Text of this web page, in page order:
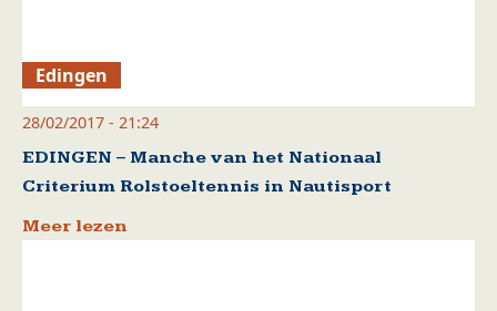
Edingen
28/02/2017 - 21:24
EDINGEN – Manche van het Nationaal
Criterium Rolstoeltennis in Nautisport
Meer lezen